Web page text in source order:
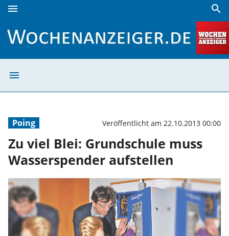
menu search
menu
Poing Veröffentlicht am 22.10.2013 00:00
Zu viel Blei: Grundschule muss
Wasserspender aufstellen